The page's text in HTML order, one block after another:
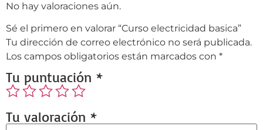
No hay valoraciones aún.
Sé el primero en valorar “Curso electricidad basica”
Tu dirección de correo electrónico no será publicada.
Los campos obligatorios están marcados con *
Tu puntuación *
Tu valoración *